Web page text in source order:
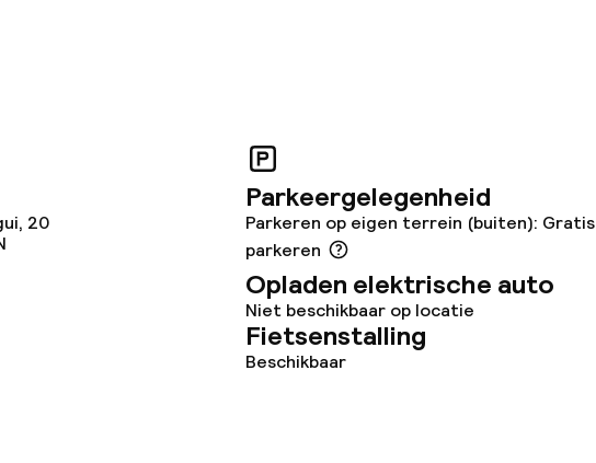
20
Parkeergelegenheid
Parkeren op eigen terrein (buiten): Gratis
parkeren
Opladen elektrische auto
Niet beschikbaar op locatie
Fietsenstalling
Beschikbaar